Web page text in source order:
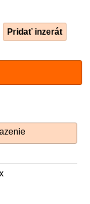
Pridať inzerát